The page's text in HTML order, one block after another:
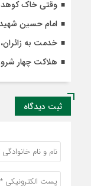
وقتی خاک
امام حسین
خدمت به
هلاکت چهار شرور مسلح
ثبت دیدگاه